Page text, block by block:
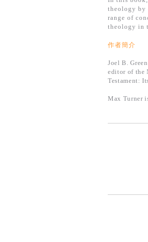
theology by
range of
theology in
作者簡介
Joel B.
editor of the
Testament:
Max Turner